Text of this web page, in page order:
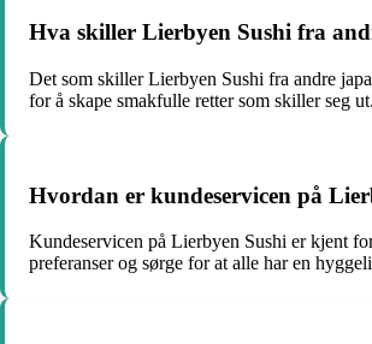
Hva skiller Lierbyen Sushi fra
Det som skiller Lierbyen Sushi fra andre
for å skape smakfulle retter som skiller seg
Hvordan er kundeservicen på
Kundeservicen på Lierbyen Sushi er kjent
preferanser og sørge for at alle har en